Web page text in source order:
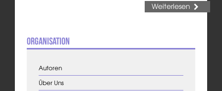
Weiterlesen
Organisation
Autoren
Über Uns